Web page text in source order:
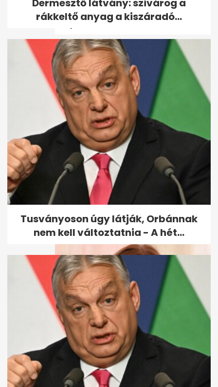
kevergetés nélkül: sűrű,
selymes...
Gyenge a térerő otthon vagy
munkában? Ezekkel a
trükkökkel...
Endrei Judit elárulta, mi segíti
rákkeltő anyag a kiszáradó...
Tusványoson úgy látják, Orbánnak
nem kell változtatnia - A hét...